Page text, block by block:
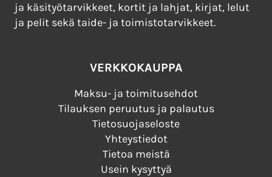
ja käsityötarvikkeet, kortit ja lahjat, kirjat, lelut
ja pelit sekä taide- ja toimistotarvikkeet.
VERKKOKAUPPA
Maksu- ja toimitusehdot
Tilauksen peruutus ja palautus
Tietosuojaseloste
Yhteystiedot
Tietoa meistä
Usein kysyttyä